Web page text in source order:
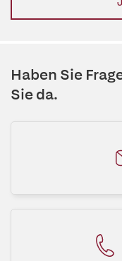
Haben Sie
Sie da.